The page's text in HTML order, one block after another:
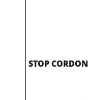
STOP